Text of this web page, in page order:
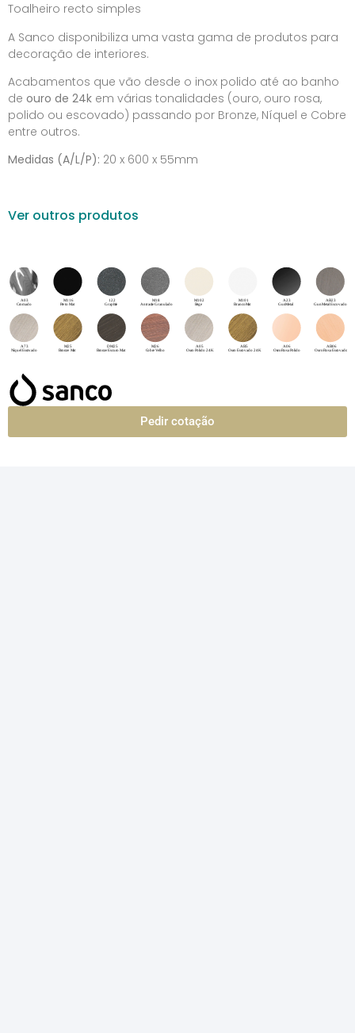
Toalheiro recto simples
A Sanco disponibiliza uma vasta gama de produtos para
decoração de interiores.
Acabamentos que vão desde o inox polido até ao banho
de ouro de 24k em várias tonalidades (ouro, ouro rosa,
polido ou escovado) passando por Bronze, Níquel e Cobre
entre outros.
Medidas (A/L/P): 20 x 600 x 55mm
Ver outros produtos
Pedir cotação